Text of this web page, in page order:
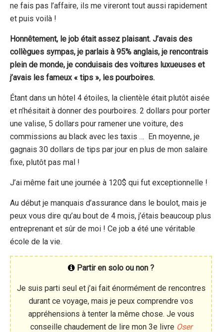
ne fais pas l’affaire, ils me vireront tout aussi rapidement
et puis voilà !
Honnêtement, le job était assez plaisant. J’avais des
collègues sympas, je parlais à 95% anglais, je rencontrais
plein de monde, je conduisais des voitures luxueuses et
j’avais les fameux « tips », les pourboires.
Étant dans un hôtel 4 étoiles, la clientèle était plutôt aisée
et n’hésitait à donner des pourboires. 2 dollars pour porter
une valise, 5 dollars pour ramener une voiture, des
commissions au black avec les taxis … En moyenne, je
gagnais 30 dollars de tips par jour en plus de mon salaire
fixe, plutôt pas mal !
J’ai même fait une journée à 120$ qui fut exceptionnelle !
Au début je manquais d’assurance dans le boulot, mais je
peux vous dire qu’au bout de 4 mois, j’étais beaucoup plus
entreprenant et sûr de moi ! Ce job a été une véritable
école de la vie.
Partir en solo ou non ?
Je suis parti seul et j’ai fait énormément de rencontres
durant ce voyage, mais je peux comprendre vos
appréhensions à tenter la même chose. Je vous
conseille chaudement de lire mon 3e livre Oser